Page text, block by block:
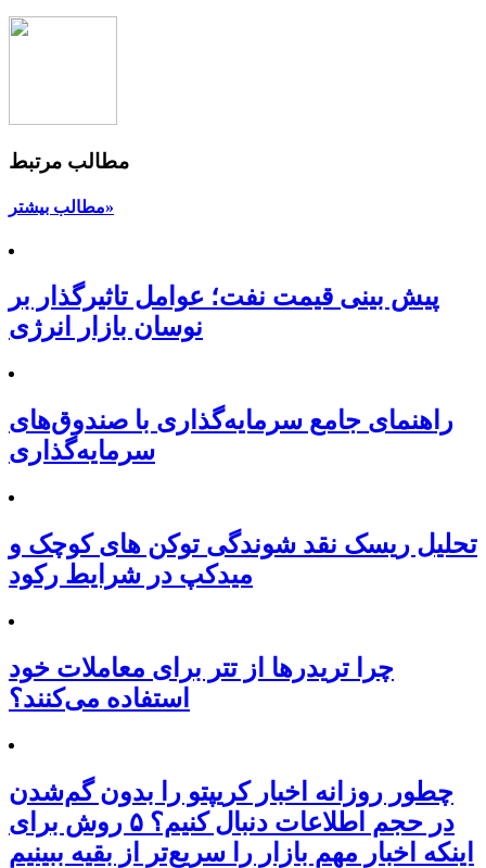
مطالب مرتبط
مطالب بیشتر»
پیش بینی قیمت نفت؛ عوامل تاثیرگذار بر
نوسان بازار انرژی
راهنمای جامع سرمایه‌گذاری با صندوق‌های
سرمایه‌گذاری
تحلیل ریسک نقد شوندگی توکن های کوچک و
میدکپ در شرایط رکود
چرا تریدرها از تتر برای معاملات خود
استفاده می‌کنند؟
چطور روزانه اخبار کریپتو را بدون گم‌شدن
در حجم اطلاعات دنبال کنیم؟ ۵ روش برای
اینکه اخبار مهم بازار را سریع‌تر از بقیه ببینیم